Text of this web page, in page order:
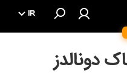
IR
دونالدز